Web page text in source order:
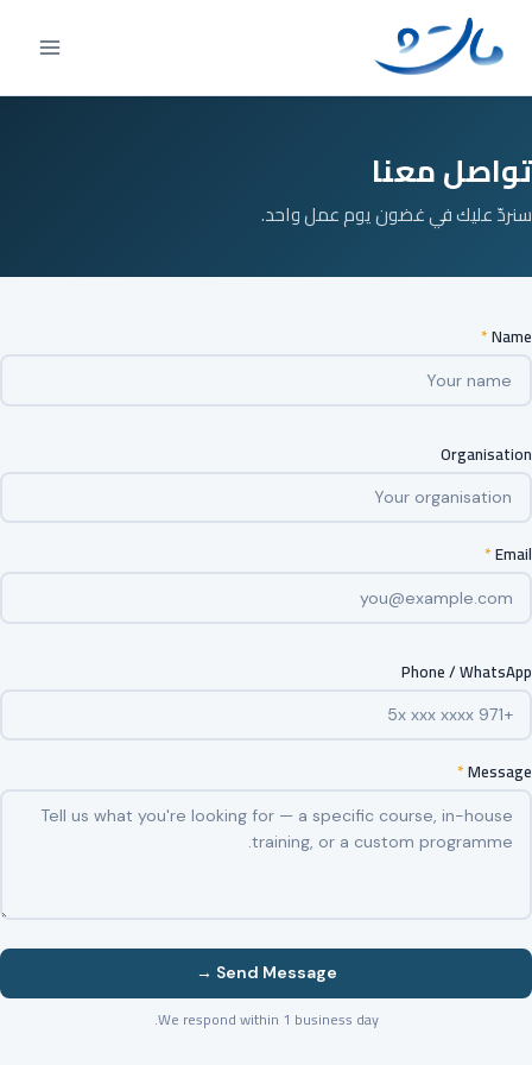
content
تواصل معنا
سنردّ عليك في غضون يوم عمل واحد.
Name
*
Organisation
Email
*
Phone / WhatsApp
Message
*
Send Message →
We respond within 1 business day.